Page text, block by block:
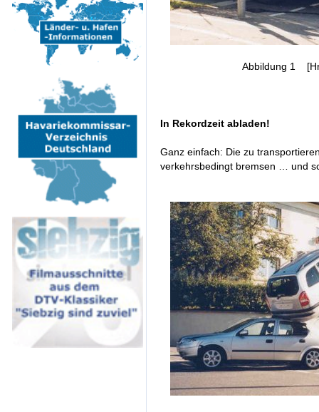
Abbildung 1
In Rekordzeit abladen!
Ganz einfach: Die zu
verkehrsbedingt bremsen … und